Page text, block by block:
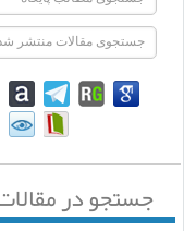
جستجو در